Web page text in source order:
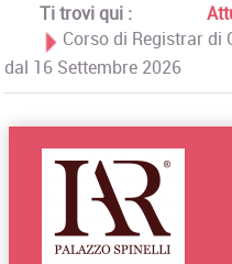
Ti trovi qui :
Corso di Registrar di
dal 16 Settembre 2026